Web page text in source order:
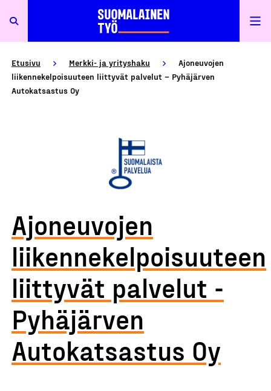
Etusivu Merkki- ja yrityshaku
Ajoneuvojen
liikennekelpoisuuteen liittyvät palvelut – Pyhäjärven
Autokatsastus Oy
Ajoneuvojen
liikennekelpoisuuteen
liittyvät palvelut -
Pyhäjärven
Autokatsastus Oy